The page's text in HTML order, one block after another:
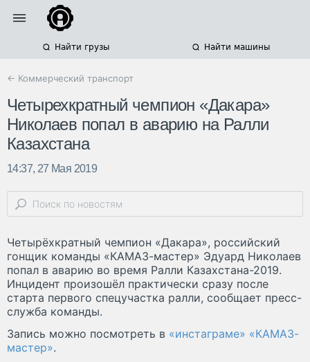
Найти грузы Найти машины
← Коммерческий транспорт
Четырехкратный чемпион «Дакара»
Николаев попал в аварию на Ралли
Казахстана
14:37, 27 Мая 2019
Четырёхкратный чемпион «Дакара», российский
гонщик команды «КАМАЗ-мастер» Эдуард Николаев
попал в аварию во время Ралли Казахстана-2019.
Инцидент произошёл практически сразу после
старта первого спецучастка ралли, сообщает пресс-
служба команды.
Запись можно посмотреть в «инстаграме» «КАМАЗ-
мастер».